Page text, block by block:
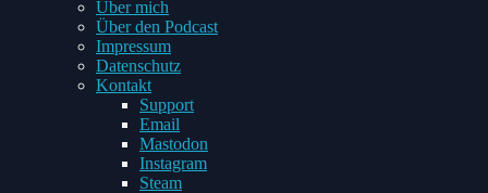
menu
Über mich
Über den Podcast
Impressum
Datenschutz
KontaktToggle
child
menu
Support
Email
Mastodon
Instagram
Steam